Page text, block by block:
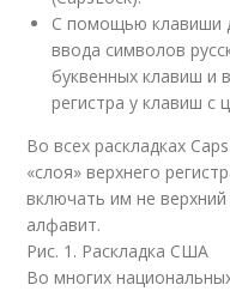
С помощью клавиши
ввода символов
буквенных клавиш и
регистра у клавиш с
Во всех раскладках
«слоя» верхнего
включать им не
алфавит.
Рис. 1. Раскладка США
Во многих